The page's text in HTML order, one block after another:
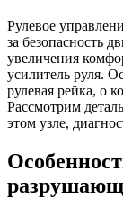
Рулевое
за безопасность
увеличения
усилитель руля.
рулевая рейка, о
Рассмотрим
этом узле,